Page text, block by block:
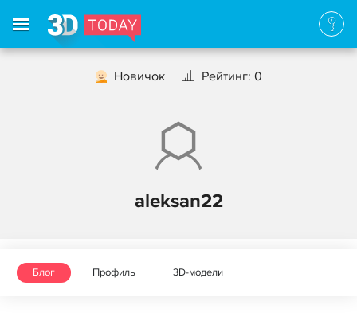
Новичок Рейтинг: 0
aleksan22
Блог Профиль 3D-модели